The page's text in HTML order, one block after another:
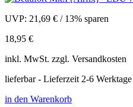
UVP: 21,69 € / 13% sparen
18,95 €
inkl. MwSt. zzgl. Versandkosten
lieferbar - Lieferzeit 2-6 Werktage
in den Warenkorb